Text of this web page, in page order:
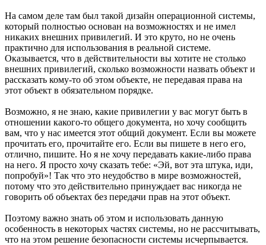
На самом деле там был такой дизайн операционной системы,
который полностью основан на возможностях и не имел
никаких внешних привилегий. И это круто, но не очень
практично для использования в реальной системе.
Оказывается, что в действительности вы хотите не столько
внешних привилегий, сколько возможности назвать объект и
рассказать кому-то об этом объекте, не передавая права на
этот объект в обязательном порядке.
Возможно, я не знаю, какие привилегии у вас могут быть в
отношении какого-то общего документа, но хочу сообщить
вам, что у нас имеется этот общий документ. Если вы можете
прочитать его, прочитайте его. Если вы пишете в него его,
отлично, пишите. Но я не хочу передавать какие-либо права
на него. Я просто хочу сказать тебе: «Эй, вот эта штука, иди,
попробуй»! Так что это неудобство в мире возможностей,
потому что это действительно принуждает вас никогда не
говорить об объектах без передачи прав на этот объект.
Поэтому важно знать об этом и использовать данную
особенность в некоторых частях системы, но не рассчитывать,
что на этом решение безопасности системы исчерпывается.